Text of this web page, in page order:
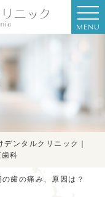
MENU
ンタルクリニック｜
科
歯の痛み、原因は？